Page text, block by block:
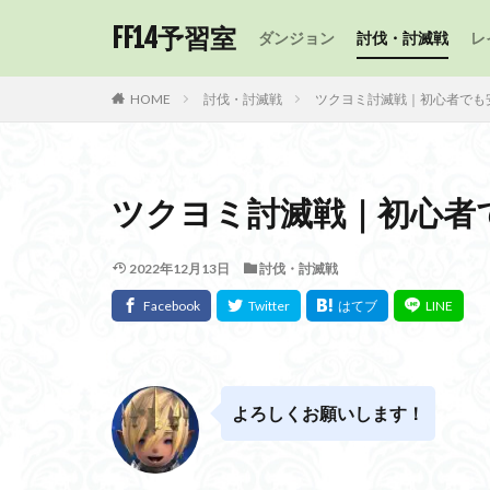
FF14予習室 ダンジョン 討伐・討滅戦
HOME 討伐・討滅戦 ツクヨミ討滅戦｜初心者で
ツクヨミ討滅戦｜初心
2022年12月13日 討伐・討滅戦
よろしくお願いします！